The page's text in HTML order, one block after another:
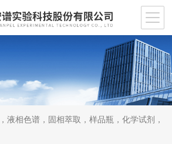
液相色谱，固相萃取，样品瓶，化学试剂，